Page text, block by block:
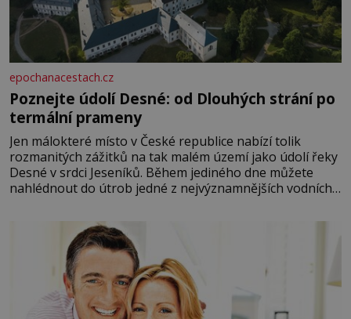
epochanacestach.cz
Poznejte údolí Desné: od Dlouhých strání po
termální prameny
Jen málokteré místo v České republice nabízí tolik
rozmanitých zážitků na tak malém území jako údolí řeky
Desné v srdci Jeseníků. Během jediného dne můžete
nahlédnout do útrob jedné z nejvýznamnějších vodních
se na koloběžce a den zakončit poznáváním památek ve
Velkých Losinách nebo v termálním